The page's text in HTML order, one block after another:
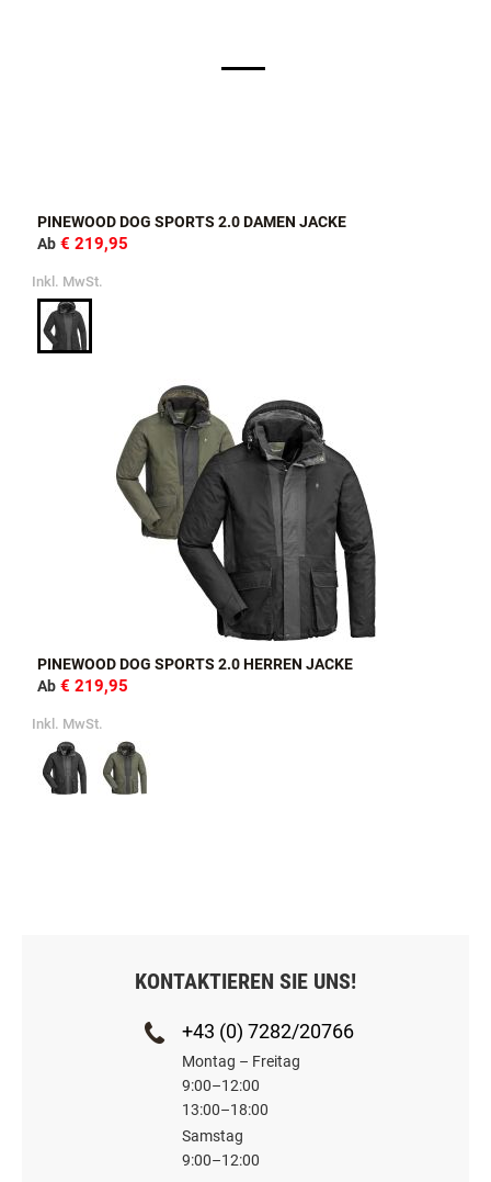
PINEWOOD DOG SPORTS 2.0 DAMEN JACKE
Ab € 219,95
Inkl. MwSt.
PINEWOOD DOG SPORTS 2.0 HERREN JACKE
Ab € 219,95
Inkl. MwSt.
KONTAKTIEREN SIE UNS!
+43 (0) 7282/20766
Montag – Freitag
9:00–12:00
13:00–18:00
Samstag
9:00–12:00